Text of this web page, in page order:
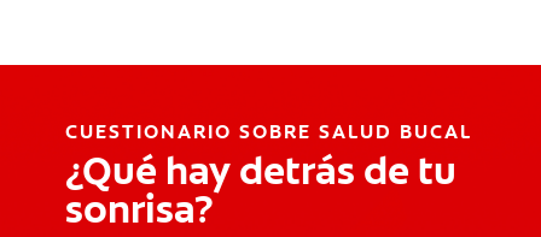
CUESTIONARIO SOBRE SALUD BUCAL
¿Qué hay detrás de tu
sonrisa?